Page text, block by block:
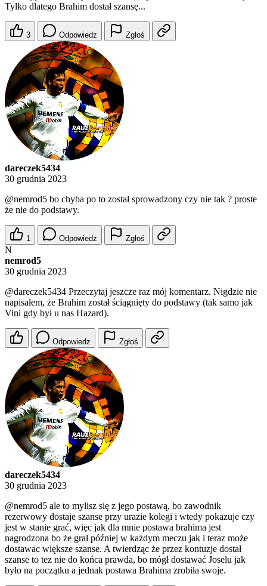
Tylko dlatego Brahim dostał szansę...
3 Odpowiedz Zgłoś
dareczek5434
30 grudnia 2023
@nemrod5 bo chyba po to został sprowadzony czy nie tak ? proste
że nie do podstawy.
1 Odpowiedz Zgłoś
N
nemrod5
30 grudnia 2023
@dareczek5434 Przeczytaj jeszcze raz mój komentarz. Nigdzie nie
napisałem, że Brahim został ściągnięty do podstawy (tak samo jak
Vini gdy był u nas Hazard).
Odpowiedz Zgłoś
dareczek5434
30 grudnia 2023
@nemrod5 ale to mylisz się z jego postawą, bo zawodnik
rezerwowy dostaje szanse przy urazie kolegi i wtedy pokazuje czy
jest w stanie grać, więc jak dla mnie postawa brahima jest
nagrodzona bo że grał później w każdym meczu jak i teraz może
dostawac większe szanse. A twierdząc że przez kontuzje dostał
szanse to tez nie do końca prawda, bo mógł dostawać Joselu jak
było na początku a jednak postawa Brahima zrobiła swoje.